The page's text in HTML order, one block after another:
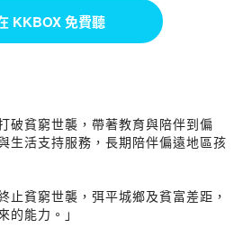
KKBOX 免費聽
破貧窮世襲，帶著教育與陪伴到偏
生活支持服務，長期陪伴偏遠地區孩
止貧窮世襲，弭平城鄉及貧富差距，
的能力。」